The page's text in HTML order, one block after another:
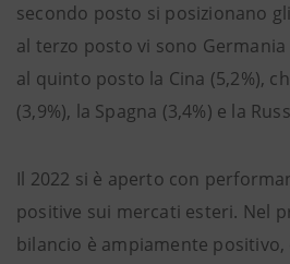
secondo posto si posizionano
al terzo posto vi sono Germania
al quinto posto la Cina (5,2%),
(3,9%), la Spagna (3,4%) e la
Il 2022 si è aperto con
positive sui mercati esteri. Nel
bilancio è ampiamente